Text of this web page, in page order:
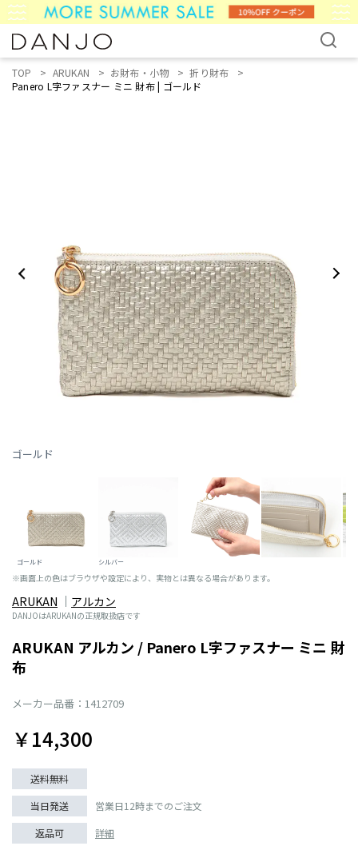
TOP ARUKAN お財布・小物
折り財布
Panero L字ファスナー ミニ 財布 | ゴールド
ゴールド
ゴールド シルバー
※画面上の色はブラウザや設定により、実物とは異なる場合があります。
ARUKAN アルカン
DANJOはARUKANの正規取扱店です
ARUKAN アルカン / Panero L字ファスナー ミニ 財
布
メーカー品番：1412709
￥14,300
送料無料
当日発送
営業日12時までのご注文
返品可
詳細